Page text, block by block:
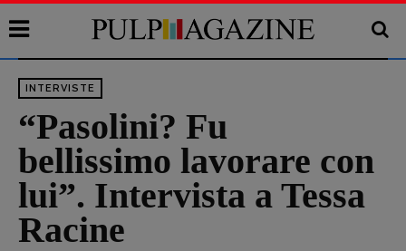
INTERVISTE
“Pasolini? Fu
bellissimo lavorare con
lui”. Intervista a Tessa
Racine